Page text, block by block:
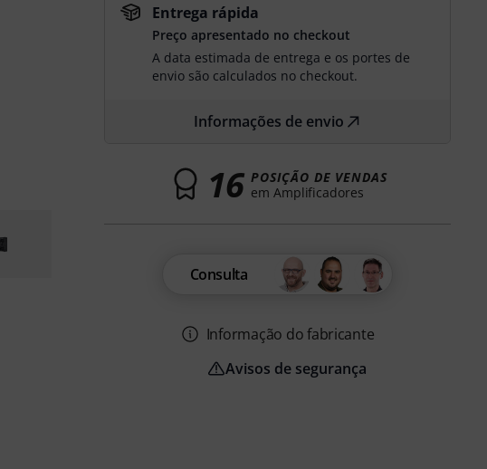
Entrega rápida
Preço apresentado no checkout
A data estimada de entrega e os portes de
envio são calculados no checkout.
Informações de envio
16 POSIÇÃO DE VENDAS
em Amplificadores
Consulta
Informação do fabricante
Avisos de segurança